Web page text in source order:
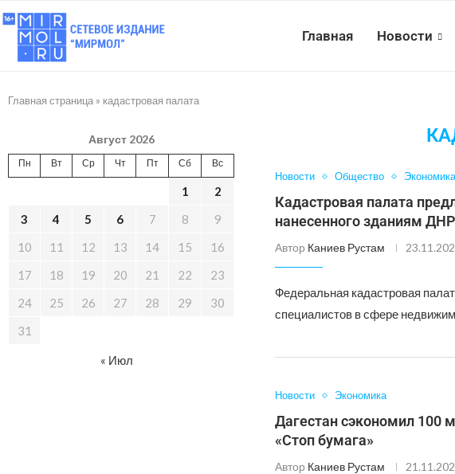
Главная Новости
Главная страница » кадастровая палата
Новости Общество Экономика
Кадастровая палата
нанесенного зданиям ДНР
Автор Каниев Рустам
Федеральная кадастровая
специалистов в сфере
Новости Экономика
Дагестан сэкономил 100
«Стоп бумага»
Автор Каниев Рустам
Август 2026
Пн Вт Ср Чт Пт Сб Вс
1
2
3
4 5 6 7 8
9
10
11 12 13 14 15
16
17
18 19 20 21 22
23
24
25 26 27 28 29
30
31
« Июл